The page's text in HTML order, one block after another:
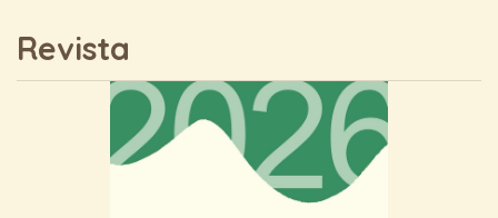
Revista